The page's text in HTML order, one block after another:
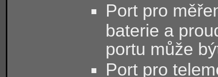
Port pro
baterie a
portu může
Port pro